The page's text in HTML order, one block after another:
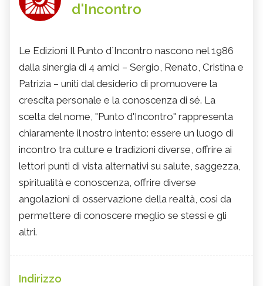
d'Incontro
Le Edizioni Il Punto d´Incontro nascono nel 1986
dalla sinergia di 4 amici – Sergio, Renato, Cristina e
Patrizia – uniti dal desiderio di promuovere la
crescita personale e la conoscenza di sé. La
scelta del nome, "Punto d'Incontro" rappresenta
chiaramente il nostro intento: essere un luogo di
incontro tra culture e tradizioni diverse, offrire ai
lettori punti di vista alternativi su salute, saggezza,
spiritualità e conoscenza, offrire diverse
angolazioni di osservazione della realtà, così da
permettere di conoscere meglio se stessi e gli
altri.
Indirizzo